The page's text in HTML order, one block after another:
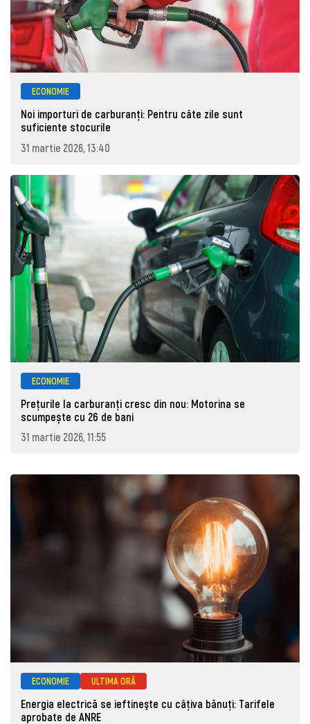
ECONOMIE
Noi importuri de carburanți: Pentru câte zile sunt
suficiente stocurile
31 martie 2026, 13:40
ECONOMIE
Prețurile la carburanţi cresc din nou: Motorina se
scumpește cu 26 de bani
31 martie 2026, 11:55
ECONOMIE ULTIMA ORĂ
Energia electrică se ieftineşte cu câţiva bănuţi: Tarifele
aprobate de ANRE